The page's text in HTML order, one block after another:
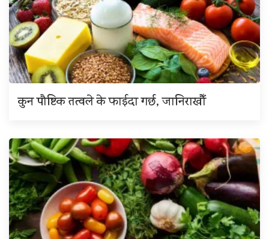
कुन पौष्टिक तत्वले के फाईदा गर्छ, जानिराखौँ